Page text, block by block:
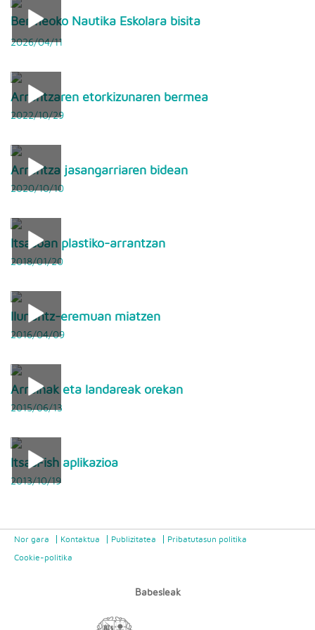
Bermeoko Nautika Eskolara bisita
2026/04/11
Arrantzaren etorkizunaren bermea
2022/10/29
Arrantza jasangarriaren bidean
2020/10/10
Itsasoan plastiko-arrantzan
2018/01/20
Ilunantz-eremuan miatzen
2016/04/09
Arrainak eta landareak orekan
2015/06/13
ItsasFish aplikazioa
2013/10/19
Nor gara Kontaktua Publizitatea Pribatutasun politika
Cookie-politika
Babesleak